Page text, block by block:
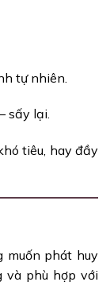
tự nhiên.
sấy lại.
tiêu, hay đầy
muốn phát huy
và phù hợp với